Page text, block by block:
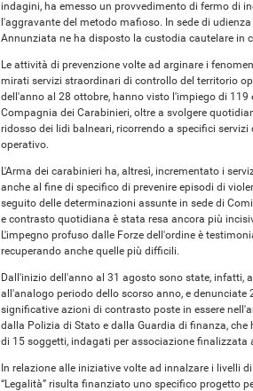
indagini, ha emesso un provvedimento di fermo di
l'aggravante del metodo mafioso. In sede di
Annunziata ne ha disposto la custodia cautelare in
Le attività di prevenzione volte ad arginare i
mirati servizi straordinari di controllo del territorio
dell'anno al 28 ottobre, hanno visto l'impiego di
Compagnia dei Carabinieri, oltre a svolgere
ridosso dei lidi balneari, ricorrendo a specifici
operativo.
L'Arma dei carabinieri ha, altresì, incrementato i
anche al fine di specifico di prevenire episodi di
seguito delle determinazioni assunte in sede di
e contrasto quotidiana è stata resa ancora più
L'impegno profuso dalle Forze dell'ordine è
recuperando anche quelle più difficili.
Dall'inizio dell'anno al 31 agosto sono state, infatti,
all'analogo periodo dello scorso anno, e denunciate
significative azioni di contrasto poste in essere
dalla Polizia di Stato e dalla Guardia di finanza,
di 15 soggetti, indagati per associazione
In relazione alle iniziative volte ad innalzare i livelli
“Legalità” risulta finanziato uno specifico progetto